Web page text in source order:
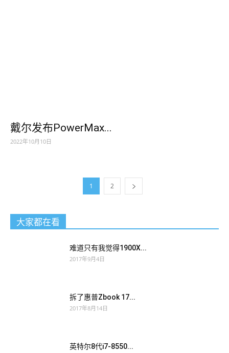
戴尔发布PowerMax...
2022年10月10日
1 2
大家都在看
难道只有我觉得1900X...
2017年9月4日
拆了惠普Zbook 17...
2017年8月14日
英特尔8代i7-8550...